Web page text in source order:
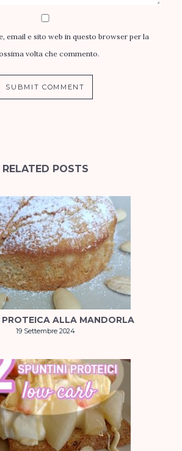
email e sito web in questo browser per la
volta che commento.
RELATED POSTS
ALLA MANDORLA
19 Settembre 2024